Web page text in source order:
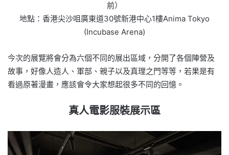
前）
地點：香港尖沙咀廣東道30號新港中心1樓Anima Tokyo
(Incubase Arena)
今次的展覽將會分為六個不同的展出區域，分開了各個陣營及
故事，好像人造人、軍部、親子以及真理之門等等，若果是有
看過原著漫畫，應該會令大家想起很多不同的回憶。
真人電影服裝展示區